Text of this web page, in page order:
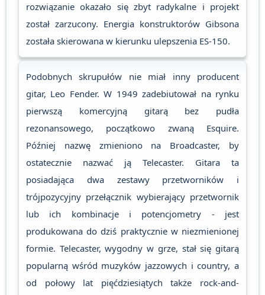
rozwiązanie okazało się zbyt radykalne i projekt
został zarzucony. Energia konstruktorów Gibsona
została skierowana w kierunku ulepszenia ES-150.
Podobnych skrupułów nie miał inny producent
gitar, Leo Fender. W 1949 zadebiutował na rynku
pierwszą komercyjną gitarą bez pudła
rezonansowego, początkowo zwaną Esquire.
Później nazwę zmieniono na Broadcaster, by
ostatecznie nazwać ją Telecaster. Gitara ta
posiadająca dwa zestawy przetworników i
trójpozycyjny przełącznik wybierający przetwornik
lub ich kombinacje i potencjometry - jest
produkowana do dziś praktycznie w niezmienionej
formie. Telecaster, wygodny w grze, stał się gitarą
popularną wśród muzyków jazzowych i country, a
od połowy lat pięćdziesiątych także rock-and-